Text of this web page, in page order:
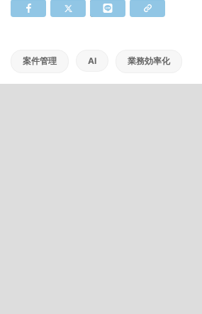
案件管理 AI 業務効率化